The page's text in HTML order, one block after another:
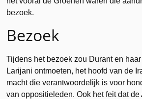
bezoek.
Bezoek
Tijdens het bezoek zou Durant en
Larijani ontmoeten, het hoofd van de
macht die verantwoordelijk is voor
van oppositieleden. Ook het feit dat de